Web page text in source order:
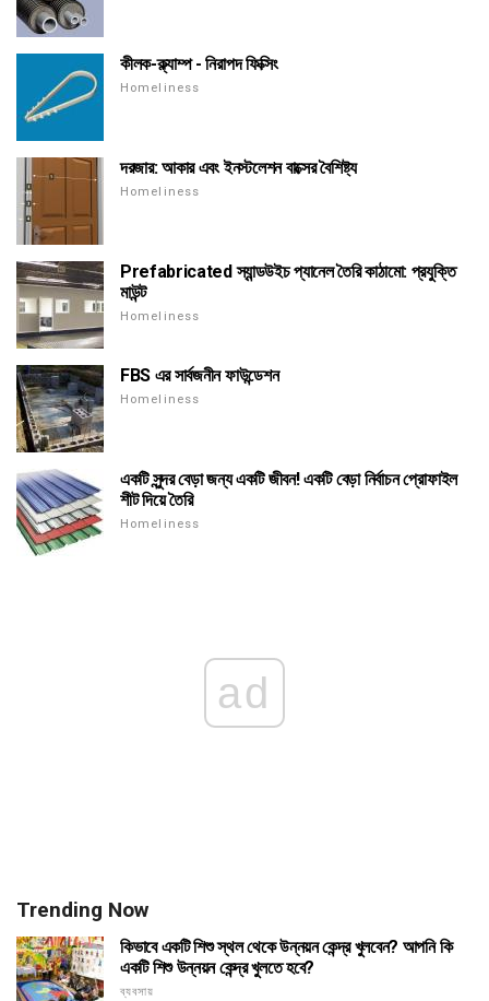
কীলক-ক্ল্যাম্প - নিরাপদ ফিক্সিং
Homeliness
দরজার: আকার এবং ইনস্টলেশন বাক্সের বৈশিষ্ট্য
Homeliness
Prefabricated স্যান্ডউইচ প্যানেল তৈরি কাঠামো: প্রযুক্তি
মাউন্ট
Homeliness
FBS এর সার্বজনীন ফাউন্ডেশন
Homeliness
একটি সুন্দর বেড়া জন্য একটি জীবন! একটি বেড়া নির্বাচন প্রোফাইল
শীট দিয়ে তৈরি
Homeliness
ad
Trending Now
কিভাবে একটি শিশু স্থল থেকে উন্নয়ন কেন্দ্র খুলবেন? আপনি কি
একটি শিশু উন্নয়ন কেন্দ্র খুলতে হবে?
ব্যবসায়